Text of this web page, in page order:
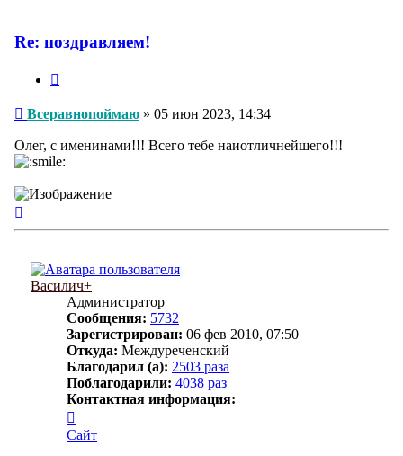
Re: поздравляем!
Сообщение
Всеравнопоймаю » 05 июн 2023, 14:34
Олег, с именинами!!! Всего тебе наиотличнейшего!!!
Василич+
Администратор
Сообщения: 5732
Зарегистрирован: 06 фев 2010, 07:50
Откуда: Междуреченский
Благодарил (а): 2503 раза
Поблагодарили: 4038 раз
Контактная информация:
информация
пользователя
Сайт